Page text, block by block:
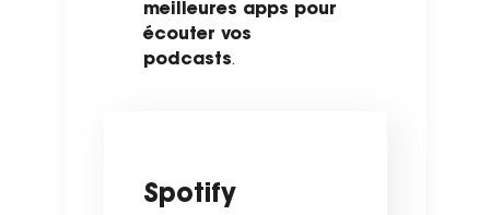
meilleures apps pour
écouter vos
podcasts.
Spotify